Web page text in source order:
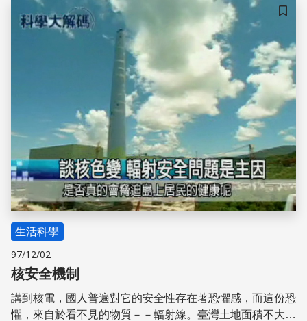
儲存
生活科學
97/12/02
核安全機制
講到核電，國人普遍對它的安全性存在著恐懼感，而這份恐
懼，來自於看不見的物質－－輻射線。臺灣土地面積不大，